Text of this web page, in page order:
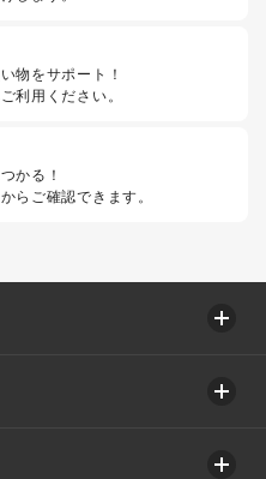
物をサポート！
利用ください。
かる！
らご確認できます。